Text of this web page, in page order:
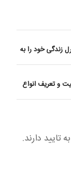
زندگی خود را به
و تعریف انواع